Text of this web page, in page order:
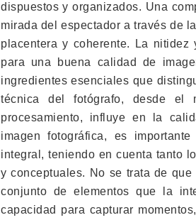
dispuestos y organizados. Una
mirada del espectador a través de
placentera y coherente. La
para una buena calidad de
ingredientes esenciales que
técnica del fotógrafo, desde
procesamiento, influye en la
imagen fotográfica, es
integral, teniendo en cuenta tanto
y conceptuales. No se trata de
conjunto de elementos que la
capacidad para capturar